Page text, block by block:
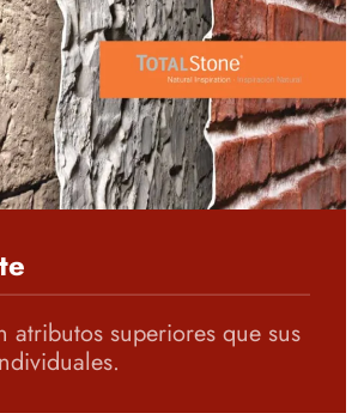
atributos superiores que sus